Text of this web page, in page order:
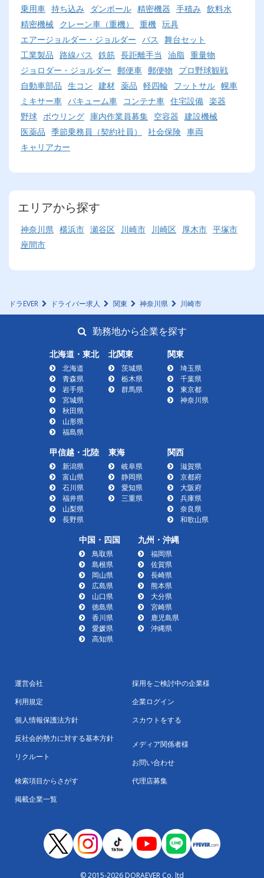
乗用車 持ち込み ダンボール 精密機器 手積み 飲料水
精密機械 クレーン車（重機） 重機 玩具
エアージョルダー・ジョルダー バス
舞台セット
工業製品
路線バス 鉄筋 長距離手当 油脂 重量物
ジョロダー・ジョルダー 郵便車 郵便物
プロ野球観戦
自動車部品 生コン 建材 薬品 軽四輪 フットサル 幌車
ミキサー車 バキューム車 コンテナ車 住宅設備 楽器
野球 ボウリング 庫内作業員募集 空容器 建設機械
医薬品 季節乗務員（契約社員） 社会保険 車両
キャリアカー
エリアから探す
神奈川県 横浜市 瀬谷区 川崎市 川崎区 厚木市 平塚市
座間市
ドラEVER ドライバー求人 関東 神奈川県 川崎市
勤務地から企業を探す
北海道・東北
北海道
青森県
岩手県
宮城県
秋田県
山形県
福島県
北関東
茨城県
栃木県
群馬県
関東
埼玉県
千葉県
東京都
神奈川県
甲信越・北陸
新潟県
富山県
石川県
福井県
山梨県
長野県
東海
岐阜県
静岡県
愛知県
三重県
関西
滋賀県
京都府
大阪府
兵庫県
奈良県
和歌山県
中国・四国
鳥取県
島根県
岡山県
広島県
山口県
徳島県
香川県
愛媛県
高知県
九州・沖縄
福岡県
佐賀県
長崎県
熊本県
大分県
宮崎県
鹿児島県
沖縄県
運営会社
利用規定
個人情報保護法方針
反社会的勢力に対する基本方針
リクルート
検索項目からさがす
掲載企業一覧
採用をご検討中の企業様
企業ログイン
スカウトをする
メディア関係者様
お問い合わせ
代理店募集
© 2015-2026 DORAEVER Co. ltd